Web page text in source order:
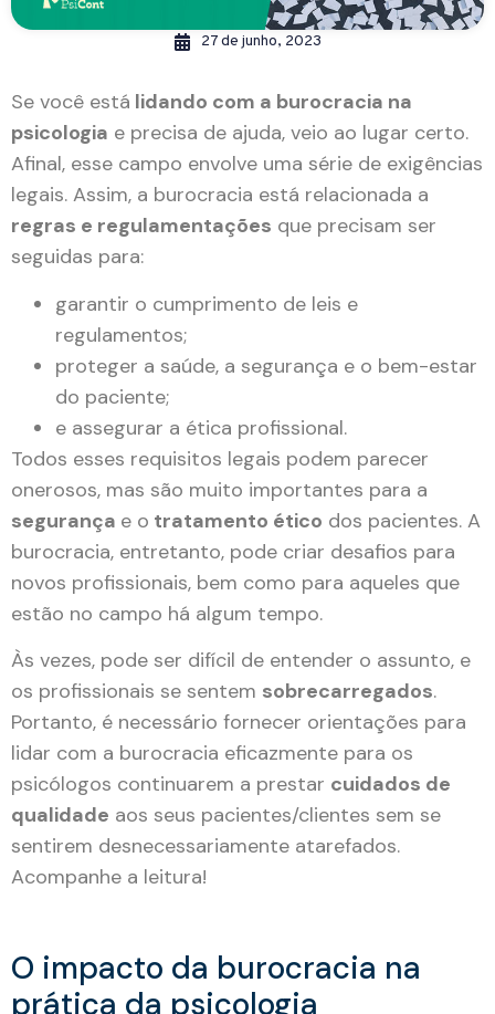
27 de junho, 2023
Se você está lidando com a burocracia na
psicologia e precisa de ajuda, veio ao lugar certo.
Afinal, esse campo envolve uma série de exigências
legais. Assim, a burocracia está relacionada a
regras e regulamentações que precisam ser
seguidas para:
garantir o cumprimento de leis e
regulamentos;
proteger a saúde, a segurança e o bem-estar
do paciente;
e assegurar a ética profissional.
Todos esses requisitos legais podem parecer
onerosos, mas são muito importantes para a
segurança e o tratamento ético dos pacientes. A
burocracia, entretanto, pode criar desafios para
novos profissionais, bem como para aqueles que
estão no campo há algum tempo.
Às vezes, pode ser difícil de entender o assunto, e
os profissionais se sentem sobrecarregados.
Portanto, é necessário fornecer orientações para
lidar com a burocracia eficazmente para os
psicólogos continuarem a prestar cuidados de
qualidade aos seus pacientes/clientes sem se
sentirem desnecessariamente atarefados.
Acompanhe a leitura!
O impacto da burocracia na
prática da psicologia